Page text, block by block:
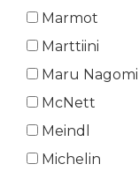
Marmot
Marttiini
Maru Nagomi
McNett
Meindl
Michelin